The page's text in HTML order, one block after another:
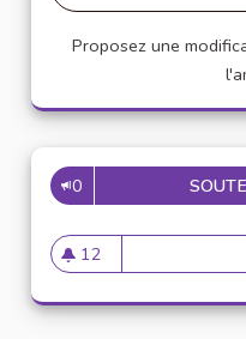
Proposez une
0
12
12 abonnés